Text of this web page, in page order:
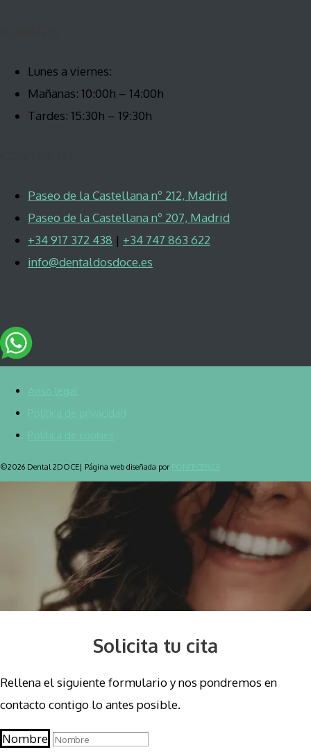
Lunes a viernes:
Mañanas: 10:00h – 14:00h
Tardes: 15:30h – 19:30h
Paseo de la Castellana nº 212, Madrid
Paseo de la Castellana nº 207, Madrid
+34 917 372 438 | +34 747 863 622
info@dentaldosdoce.es
©2026 Dental 2DOCE| Página web diseñada por
Solicita tu cita
Rellena el siguiente formulario y nos pondremos en
contacto contigo lo antes posible.
Nombre